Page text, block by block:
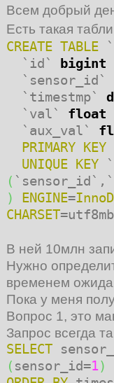
Всем добрый
Есть такая
CREATE TABLE `
`id` bigint
`sensor_id`
`timestmp`
`val` float
`aux_val`
PRIMARY KEY
UNIQUE KEY
(
)
ENGINE=
CHARSET
В ней 10млн
Нужно
временем
Пока у меня
Вопрос 1, это
Запрос всегда
SELECT
( sensor_id=1)